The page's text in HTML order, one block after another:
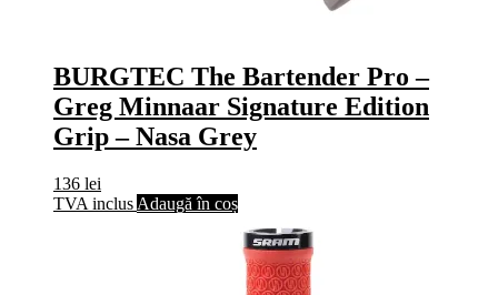
BURGTEC The Bartender Pro –
Greg Minnaar Signature Edition
Grip – Nasa Grey
136 lei
TVA inclus Adaugă în coș